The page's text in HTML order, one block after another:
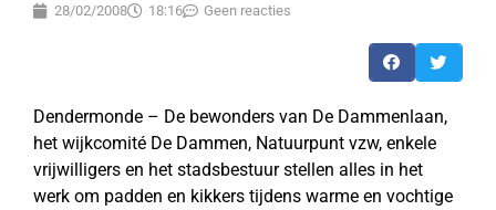
28/02/2008 18:16 Geen reacties
Dendermonde – De bewonders van De Dammenlaan,
het wijkcomité De Dammen, Natuurpunt vzw, enkele
vrijwilligers en het stadsbestuur stellen alles in het
werk om padden en kikkers tijdens warme en vochtige